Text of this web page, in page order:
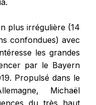
plus irrégulière (14
confondues) avec
les grandes
par le Bayern
Propulsé dans le
Michaël